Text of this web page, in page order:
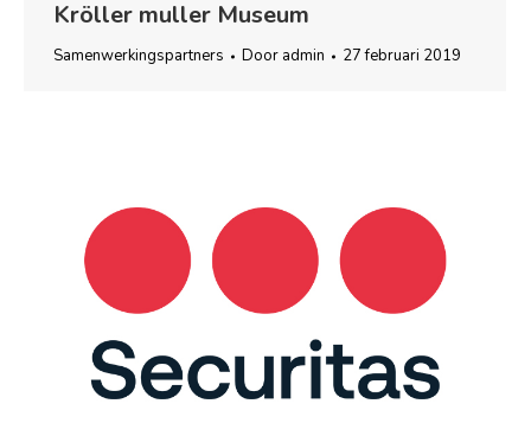
Kröller muller Museum
Samenwerkingspartners Door admin 27 februari 2019